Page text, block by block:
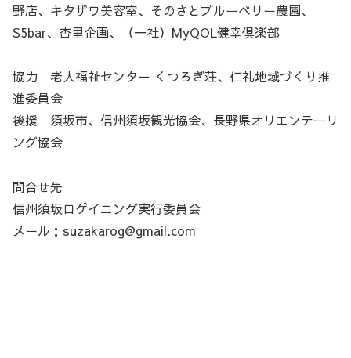
野店、キタザワ美容室、そのさとブルーベリー農園、
S5bar、杏里企画、（一社）MyQOL健幸倶楽部
協力 老人福祉センター くつろぎ荘、仁礼地域づくり推
進委員会
後援 須坂市、信州須坂観光協会、長野県オリエンテーリ
ング協会
問合せ先
信州須坂ロゲイニング実行委員会
メール：suzakarog@gmail.com